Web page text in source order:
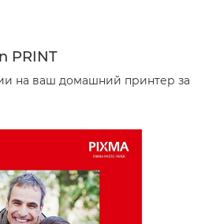
PRINT
на ваш домашний принтер за